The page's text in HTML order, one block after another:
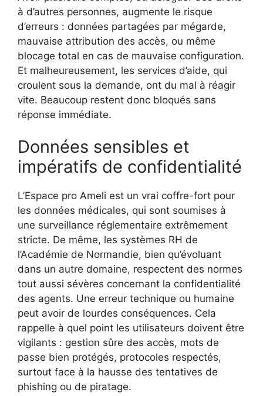
à d’autres personnes, augmente le risque
d’erreurs : données partagées par mégarde,
mauvaise attribution des accès, ou même
blocage total en cas de mauvaise configuration.
Et malheureusement, les services d’aide, qui
croulent sous la demande, ont du mal à réagir
vite. Beaucoup restent donc bloqués sans
réponse immédiate.
Données sensibles et
impératifs de confidentialité
L’Espace pro Ameli est un vrai coffre-fort pour
les données médicales, qui sont soumises à
une surveillance réglementaire extrêmement
stricte. De même, les systèmes RH de
l’Académie de Normandie, bien qu’évoluant
dans un autre domaine, respectent des normes
tout aussi sévères concernant la confidentialité
des agents. Une erreur technique ou humaine
peut avoir de lourdes conséquences. Cela
rappelle à quel point les utilisateurs doivent être
vigilants : gestion sûre des accès, mots de
passe bien protégés, protocoles respectés,
surtout face à la hausse des tentatives de
phishing ou de piratage.